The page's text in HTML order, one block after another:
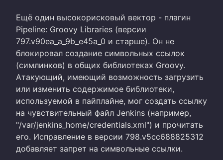
Ещё один высокорисковый вектор - плагин
Pipeline: Groovy Libraries (версии
797.v90ea_a_9b_e45a_0 и старше). Он не
блокировал создание символьных ссылок
(симлинков) в общих библиотеках Groovy.
Атакующий, имеющий возможность загрузить
или изменить содержимое библиотеки,
используемой в пайплайне, мог создать ссылку
на чувствительный файл Jenkins (например,
"/var/jenkins_home/credentials.xml") и прочитать
его. Исправление в версии 798.v5cc688825312
добавляет запрет на символьные ссылки.